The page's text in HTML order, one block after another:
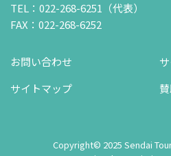
TEL：022-268-6251（代表）
FAX：022-268-6252
お問い合わせ
サイトマップ
Copyright© 2025 Sendai